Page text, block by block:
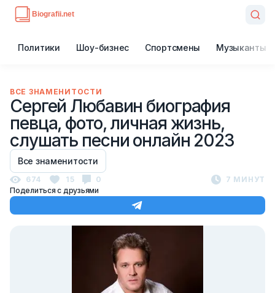
Политики Шоу-бизнес Спортсмены Музыканты
ВСЕ ЗНАМЕНИТОСТИ
Сергей Любавин биография
певца, фото, личная жизнь,
слушать песни онлайн 2023
Все знаменитости
674 15 0
7 МИНУТ
Поделиться с друзьями